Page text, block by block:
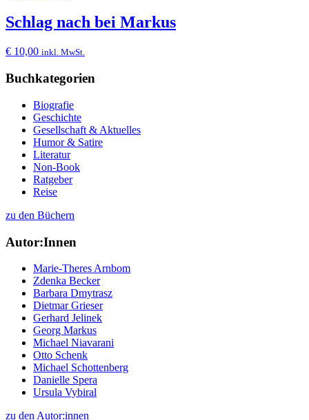
Schlag nach bei Markus
€ 10,00 inkl. MwSt.
Buchkategorien
Biografie
Geschichte
Gesellschaft & Aktuelles
Humor & Satire
Literatur
Non-Book
Ratgeber
Reise
zu den Büchern
Autor:Innen
Marie-Theres Arnbom
Zdenka Becker
Barbara Dmytrasz
Dietmar Grieser
Gerhard Jelinek
Georg Markus
Michael Niavarani
Otto Schenk
Michael Schottenberg
Danielle Spera
Ursula Vybiral
zu den Autor:innen